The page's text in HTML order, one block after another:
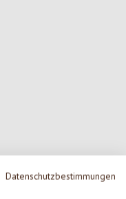
Datenschutzbestimmungen